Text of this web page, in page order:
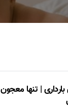
| تنها معجون